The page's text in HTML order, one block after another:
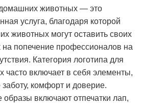
животных — это
услуга, благодаря которой
животных могут оставить своих
попечение профессионалов на
Категория логотипа для
включает в себя элементы,
комфорт и доверие.
образы включают отпечатки лап,